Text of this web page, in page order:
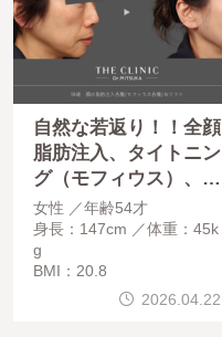
自然な若返り！！全顔
脂肪注入、タイトニン
グ（モフィウス）、糸
リフト 2年間でのビ
フォーアフター
女性
年齢54才
身長：147cm
体重：45k
g
BMI：20.8
2026.04.22